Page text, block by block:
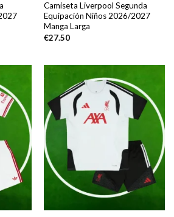
Camiseta Liverpool Segunda
Equipación Niños 2026/2027
Manga Larga
€27.50